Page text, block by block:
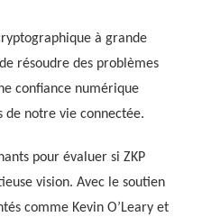
à grande
résoudre des problèmes
confiance numérique
de notre vie connectée.
pour évaluer si ZKP
vision. Avec le soutien
comme Kevin O’Leary et